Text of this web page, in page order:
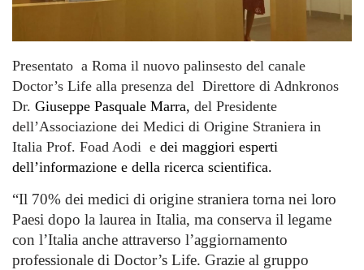
Presentato a Roma il nuovo palinsesto del canale
Doctor’s Life alla presenza del Direttore di Adnkronos
Dr. Giuseppe Pasquale Marra, del Presidente
dell’Associazione dei Medici di Origine Straniera in
Italia Prof. Foad Aodi e dei maggiori esperti
dell’informazione e della ricerca scientifica.
“Il 70% dei medici di origine straniera torna nei loro
Paesi dopo la laurea in Italia, ma conserva il legame
con l’Italia anche attraverso l’aggiornamento
professionale di Doctor’s Life. Grazie al gruppo